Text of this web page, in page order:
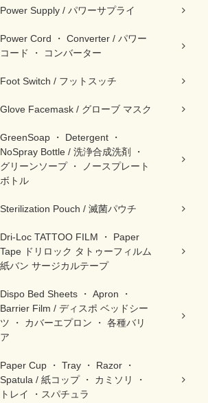
Power Supply / パワーサプライ
Power Cord ・ Converter / パワー
コード ・ コンバーター
Foot Switch / フットスッチ
Glove Facemask / グローブ マスク
GreenSoap ・ Detergent ・
NoSpray Bottle / 洗浄合成洗剤 ・
グリーンソープ ・ ノースプレート
ボトル
Sterilization Pouch / 滅菌パウチ
Dri-Loc TATTOO FILM ・ Paper
Tape ドリロック タトゥーフィルム
紙バン サージカルテープ
Dispo Bed Sheets ・ Apron ・
Barrier Film / ディスポ ベッドシー
ツ ・ カバーエプロン ・ 各種バリ
ア
Paper Cup ・ Tray ・ Razor ・
Spatula / 紙コップ ・ カミソリ ・
トレイ ・スパチュラ